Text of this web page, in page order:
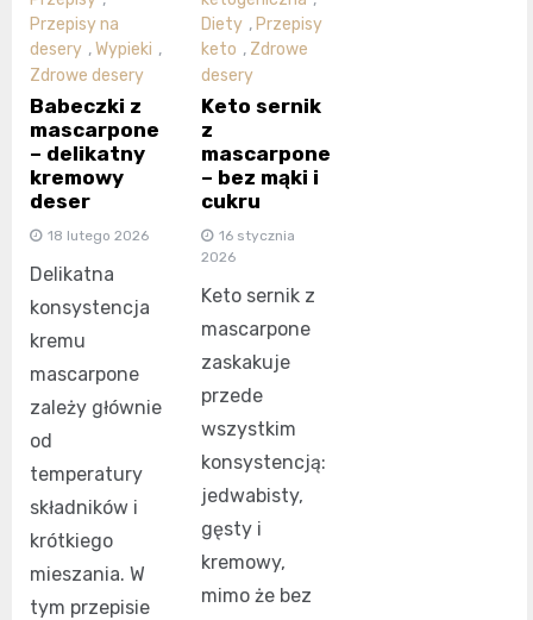
Przepisy na
desery ,Wypieki ,
Zdrowe desery
Babeczki z
mascarpone
– delikatny
kremowy
deser
18 lutego 2026
Delikatna
konsystencja
kremu
mascarpone
zależy głównie
od
temperatury
składników i
krótkiego
mieszania. W
tym przepisie
Diety , Przepisy
keto , Zdrowe
desery
Keto sernik
z
mascarpone
– bez mąki i
cukru
16 stycznia
2026
Keto sernik z
mascarpone
zaskakuje
przede
wszystkim
konsystencją:
jedwabisty,
gęsty i
kremowy,
mimo że bez